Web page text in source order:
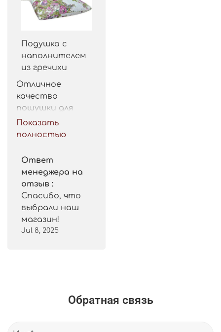
Подушка с
наполнителем
из гречихи
Отличное
качество
пошушки для
такой цены.
Рекомендую.
Показать
полностью
Ответ
менеджера на
отзыв :
Спасибо, что
выбрали наш
магазин!
Jul 8, 2025
Обратная связь